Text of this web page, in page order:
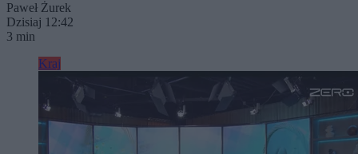
Paweł Żurek
Dzisiaj 12:42
3 min
Kraj